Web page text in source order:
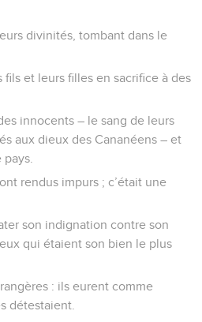
divinités, tombant dans le
et leurs filles en sacrifice à des
innocents – le sang de leurs
aux dieux des Cananéens – et
rendus impurs ; c’était une
son indignation contre son
qui étaient son bien le plus
: ils eurent comme
détestaient.